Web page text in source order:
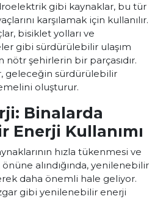
gibi kaynaklar, bu tür
karşılamak için kullanılır.
bisiklet yolları ve
gibi sürdürülebilir ulaşım
şehirlerin bir parçasıdır.
geleceğin sürdürülebilir
oluşturur.
Binalarda
Enerji Kullanımı
hızla tükenmesi ve
alındığında, yenilenebilir
daha önemli hale geliyor.
gibi yenilenebilir enerji